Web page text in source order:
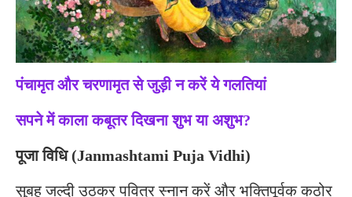
पंचामृत और चरणामृत से जुड़ी न करें ये गलतियां
सपने में काला कबूतर दिखना शुभ या अशुभ?
पूजा विधि (Janmashtami Puja Vidhi)
सुबह जल्दी उठकर पवित्र स्नान करें और भक्तिपूर्वक कठोर